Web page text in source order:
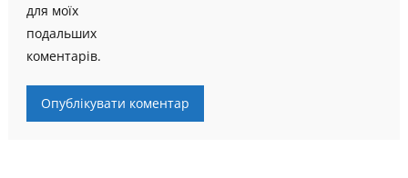
для моїх
подальших
коментарів.